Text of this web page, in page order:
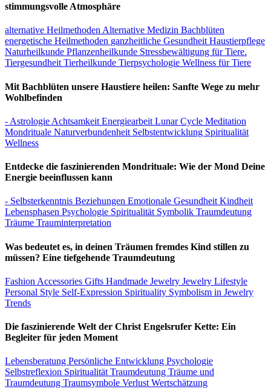
stimmungsvolle Atmosphäre
alternative Heilmethoden Alternative Medizin Bachblüten
energetische Heilmethoden ganzheitliche Gesundheit Haustierpflege
Naturheilkunde Pflanzenheilkunde Stressbewältigung für Tiere.
Tiergesundheit Tierheilkunde Tierpsychologie Wellness für Tiere
Mit Bachblüten unsere Haustiere heilen: Sanfte Wege zu mehr
Wohlbefinden
- Astrologie Achtsamkeit Energiearbeit Lunar Cycle Meditation
Mondrituale Naturverbundenheit Selbstentwicklung Spiritualität
Wellness
Entdecke die faszinierenden Mondrituale: Wie der Mond Deine
Energie beeinflussen kann
- Selbsterkenntnis Beziehungen Emotionale Gesundheit Kindheit
Lebensphasen Psychologie Spiritualität Symbolik Traumdeutung
Träume Trauminterpretation
Was bedeutet es, in deinen Träumen fremdes Kind stillen zu
müssen? Eine tiefgehende Traumdeutung
Fashion Accessories Gifts Handmade Jewelry Jewelry Lifestyle
Personal Style Self-Expression Spirituality Symbolism in Jewelry
Trends
Die faszinierende Welt der Christ Engelsrufer Kette: Ein
Begleiter für jeden Moment
Lebensberatung Persönliche Entwicklung Psychologie
Selbstreflexion Spiritualität Traumdeutung Träume und
Traumdeutung Traumsymbole Verlust Wertschätzung